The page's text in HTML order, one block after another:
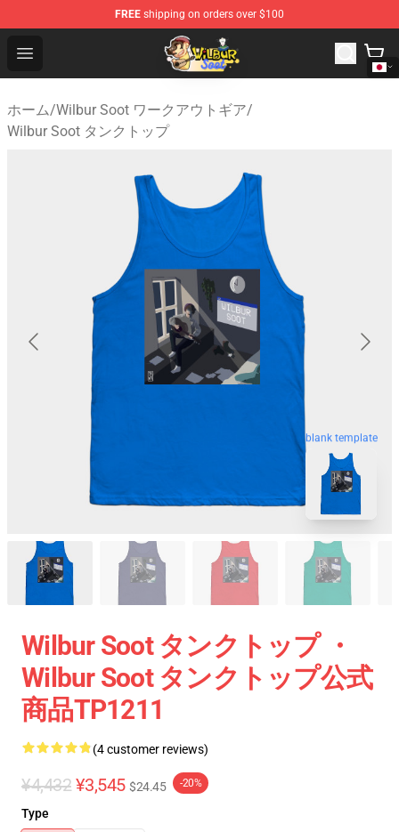
FREE shipping on orders over $100
Open menu
Wilbur Soot Shop - Official Wilbur Soot Merchandise
ホーム/Wilbur Soot ワークアウトギア/
Wilbur Soot タンクトップ
blank template
Wilbur Soot タンクトップ ・
Wilbur Soot タンクトップ公式
商品TP1211
(4 customer reviews)
¥4,432 ¥3,545 $24.45 -20%
Type